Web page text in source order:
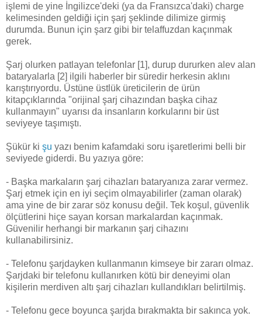
işlemi de yine İngilizce'deki (ya da Fransızca'daki) charge
kelimesinden geldiği için şarj şeklinde dilimize girmiş
durumda. Bunun için şarz gibi bir telaffuzdan kaçınmak
gerek.
Şarj olurken patlayan telefonlar [1], durup dururken alev alan
bataryalarla [2] ilgili haberler bir süredir herkesin aklını
karıştırıyordu. Üstüne üstlük üreticilerin de ürün
kitapçıklarında "orijinal şarj cihazından başka cihaz
kullanmayın" uyarısı da insanların korkularını bir üst
seviyeye taşımıştı.
Şükür ki şu yazı benim kafamdaki soru işaretlerimi belli bir
seviyede giderdi. Bu yazıya göre:
- Başka markaların şarj cihazları bataryanıza zarar vermez.
Şarj etmek için en iyi seçim olmayabilirler (zaman olarak)
ama yine de bir zarar söz konusu değil. Tek koşul, güvenlik
ölçütlerini hiçe sayan korsan markalardan kaçınmak.
Güvenilir herhangi bir markanın şarj cihazını
kullanabilirsiniz.
- Telefonu şarjdayken kullanmanın kimseye bir zararı olmaz.
Şarjdaki bir telefonu kullanırken kötü bir deneyimi olan
kişilerin merdiven altı şarj cihazları kullandıkları belirtilmiş.
- Telefonu gece boyunca şarjda bırakmakta bir sakınca yok.